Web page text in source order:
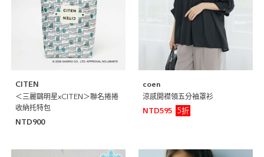
CITEN
＜三麗鷗明星xCITEN＞聯名捲捲
收納托特包
NTD900
coen
涼感開襟領五分袖罩衫
NTD595
5折